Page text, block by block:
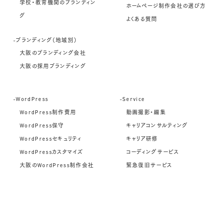
学校・教育機関のブランディン
グ
-ブランディング（地域別）
大阪のブランディング会社
大阪の採用ブランディング
ホームページ制作会社の選び方
よくある質問
-WordPress
WordPress制作費用
WordPress保守
WordPressセキュリティ
WordPressカスタマイズ
大阪のWordPress制作会社
-Service
動画撮影・編集
キャリアコンサルティング
キャリア研修
コーディングサービス
緊急復旧サービス